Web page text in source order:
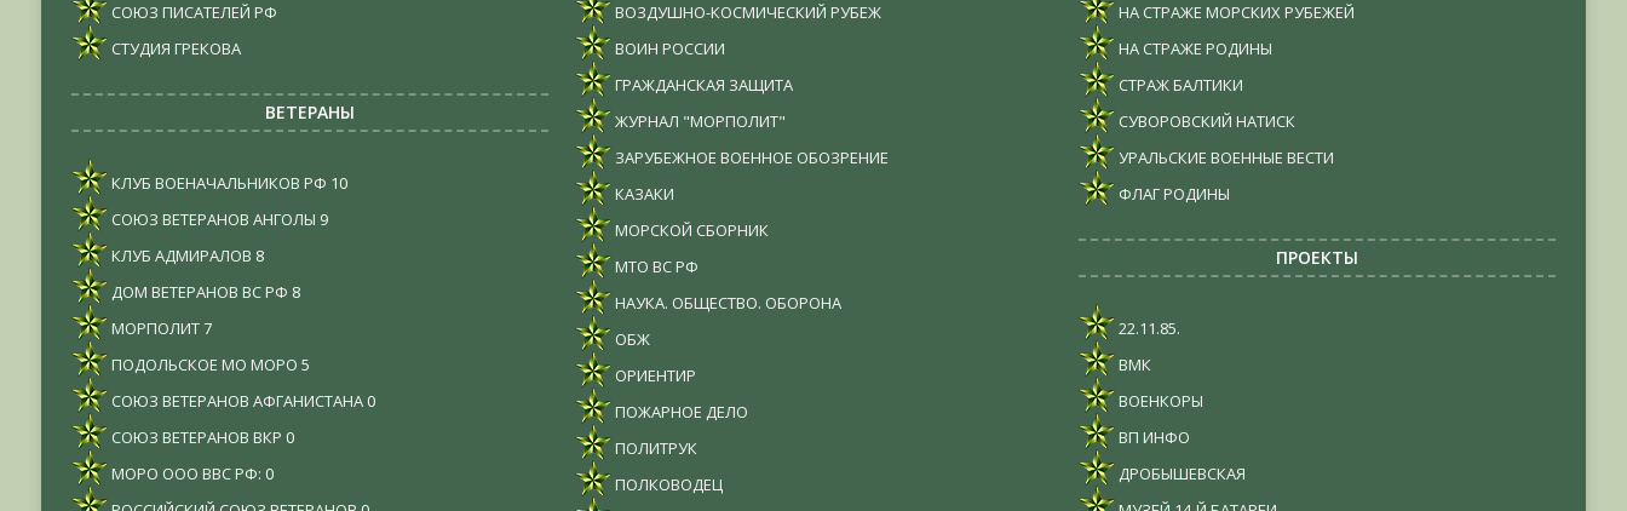
СОЮЗ ПИСАТЕЛЕЙ РФ
СТУДИЯ ГРЕКОВА
ВЕТЕРАНЫ
КЛУБ ВОЕНАЧАЛЬНИКОВ РФ 10
СОЮЗ ВЕТЕРАНОВ АНГОЛЫ 9
КЛУБ АДМИРАЛОВ 8
ДОМ ВЕТЕРАНОВ ВС РФ 8
МОРПОЛИТ7
ПОДОЛЬСКОЕ МО МОРО 5
СОЮЗ ВЕТЕРАНОВ АФГАНИСТАНА0
СОЮЗ ВЕТЕРАНОВ ВКР 0
МОРО ООО ВВС РФ: 0
ВОЗДУШНО-КОСМИЧЕСКИЙ РУБЕЖ
ВОИН РОССИИ
ГРАЖДАНСКАЯ ЗАЩИТА
ЖУРНАЛ "МОРПОЛИТ"
ЗАРУБЕЖНОЕ ВОЕННОЕ ОБОЗРЕНИЕ
КАЗАКИ
МОРСКОЙ СБОРНИК
МТО ВС РФ
НАУКА. ОБЩЕСТВО. ОБОРОНА
ОБЖ
ОРИЕНТИР
ПОЖАРНОЕ ДЕЛО
ПОЛИТРУК
ПОЛКОВОДЕЦ
НА СТРАЖЕ МОРСКИХ РУБЕЖЕЙ
НА СТРАЖЕ РОДИНЫ
СТРАЖ БАЛТИКИ
СУВОРОВСКИЙ НАТИСК
УРАЛЬСКИЕ ВОЕННЫЕ ВЕСТИ
ФЛАГ РОДИНЫ
ПРОЕКТЫ
22.11.85.
ВМК
ВОЕНКОРЫ
ВП ИНФО
ДРОБЫШЕВСКАЯ